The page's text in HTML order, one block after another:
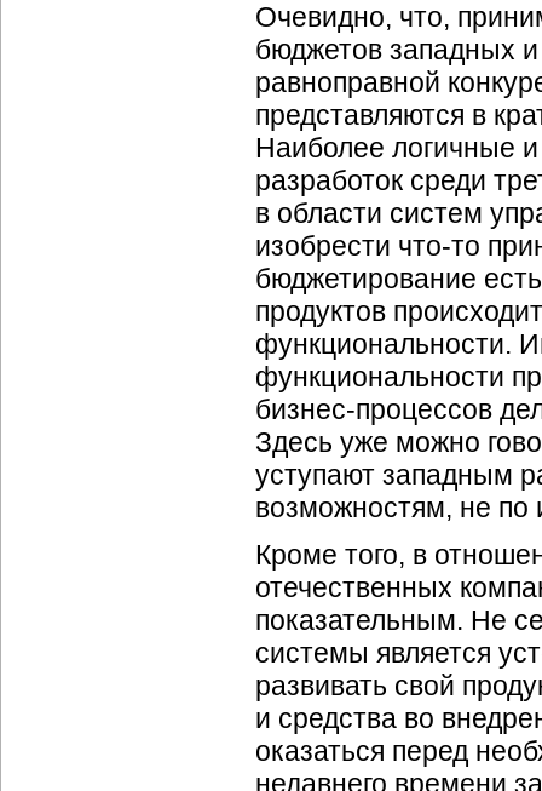
Очевидно, что,
бюджетов западных
равноправной
представляются в
Наиболее логичные
разработок среди
в области систем
изобрести что-то
бюджетирование
продуктов
функциональности.
функциональности
бизнес-процессов
Здесь уже можно
уступают западным
возможностям, не по
Кроме того, в
отечественных
показательным. Не
системы является
развивать свой
и средства во
оказаться перед
недавнего времени